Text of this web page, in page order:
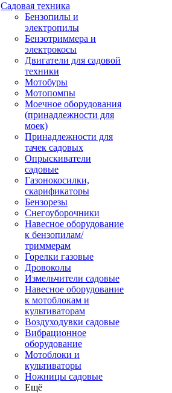
Садовая техника
Бензопилы и
электропилы
Бензотриммера и
электрокосы
Двигатели для садовой
техники
Мотобуры
Мотопомпы
Моечное оборудования
(принадлежности для
моек)
Принадлежности для
тачек садовых
Опрыскиватели
садовые
Газонокосилки,
скарификаторы
Бензорезы
Снегоуборочники
Навесное оборудование
к бензопилам/
триммерам
Горелки газовые
Дровоколы
Измельчители садовые
Навесное оборудование
к мотоблокам и
культиваторам
Воздуходувки садовые
Вибрационное
оборудование
Мотоблоки и
культиваторы
Ножницы садовые
Ещё